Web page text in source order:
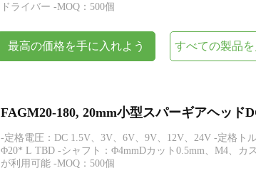
ドライバー -MOQ：500個
最高の価格を手に入れよう すべての製品
FAGM20-180, 20mm小型スパーギアヘッド
-定格電圧：DC 1.5V、3V、6V、9V、12V、24V -定格ト
Φ20* L TBD -シャフト：Φ4mmDカット0.5mm、M4、カ
が利用可能 -MOQ：500個